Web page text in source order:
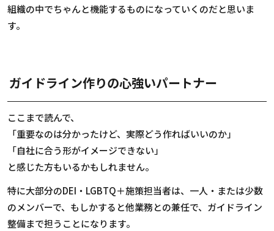
組織の中でちゃんと機能するものになっていくのだと思いま
す。
ガイドライン作りの心強いパートナー
ここまで読んで、
「重要なのは分かったけど、実際どう作ればいいのか」
「自社に合う形がイメージできない」
と感じた方もいるかもしれません。
特に大部分のDEI ・ LGBTQ＋施策担当者は、一人・または少数
のメンバーで、もしかすると他業務との兼任で、ガイドライン
整備まで担うことになります。